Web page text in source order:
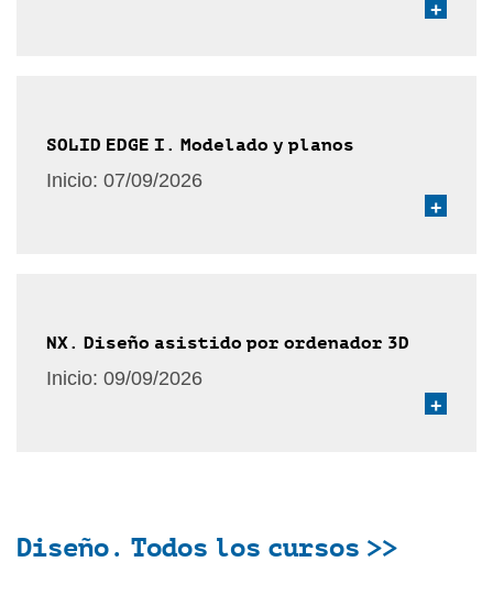
+
SOLID EDGE I. Modelado y planos
Inicio: 07/09/2026
+
NX. Diseño asistido por ordenador 3D
Inicio: 09/09/2026
+
Diseño. Todos los cursos >>